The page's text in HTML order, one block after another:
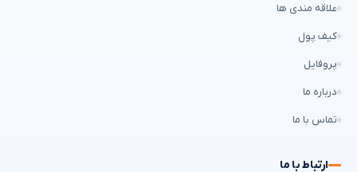
علاقه مندی ها
کیف پول
پروفایل
درباره ما
تماس با ما
ارتباط با ما